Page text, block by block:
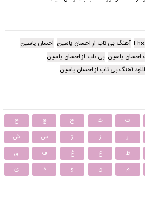
آهنگ بی تاب از احسان یاسین احسان یاسین
احسان یاسین بی تاب از احسان یاسین
آهنگ بی تاب از احسان یاسین
ت ث ج چ
ح
ر ز ژ س
ش
ظ ع غ ف
ق
م ن و ه ی